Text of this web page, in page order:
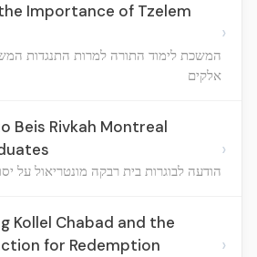
Importance of Tzelem
המשכת לימוד התורה למרות התנגדות
אלקים
›
Beis Rivkah Montreal
הודעה לבוגרות בית רבקה מונטריאול על
›
Kollel Chabad and the
for Redemption
›